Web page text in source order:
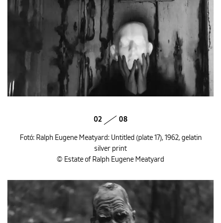
02 08
Fotó: Ralph Eugene Meatyard: Untitled (plate 17), 1962, gelatin
silver print
© Estate of Ralph Eugene Meatyard